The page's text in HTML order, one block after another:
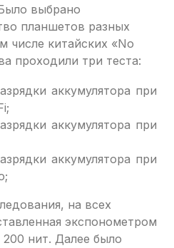
выбрано
планшетов разных
числе китайских «No
проходили три теста:
аккумулятора при
аккумулятора при
аккумулятора при
на всех
экспонометром
нит. Далее было